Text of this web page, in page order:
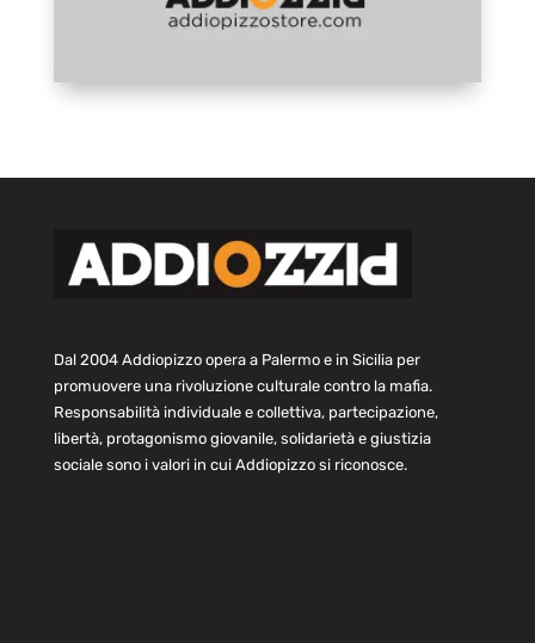
Dal 2004 Addiopizzo opera a Palermo e in Sicilia per
promuovere una rivoluzione culturale contro la mafia.
Responsabilità individuale e collettiva, partecipazione,
libertà, protagonismo giovanile, solidarietà e giustizia
sociale sono i valori in cui Addiopizzo si riconosce.